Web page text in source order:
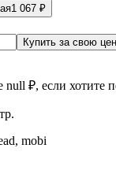
1 067 ₽
Купить за свою
₽, если хотите
mobi